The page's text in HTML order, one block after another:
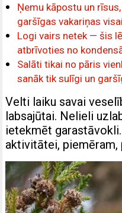
Ņemu kāpostu un
garšīgas vakariņas
Logi vairs netek — šis
atbrīvoties no
Salāti tikai no pāris
sanāk tik sulīgi un
Velti laiku savai
labsajūtai. Nelieli
ietekmēt
aktivitātei, piemēram,